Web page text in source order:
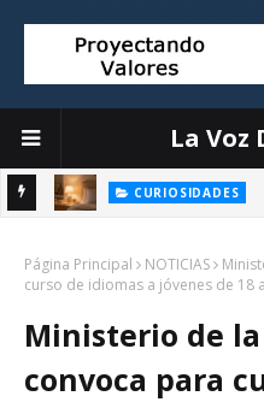
La Voz
CURIOSIDADES
complicaciones
Página Principal NOTICIAS
curso de idiomas a jóvenes de 18
Ministerio de
convoca para